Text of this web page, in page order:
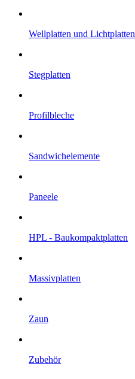
Well­platten und Licht­platten
Steg­platten
Profil­bleche
Sandwich­elemente
Paneele
HPL - Bau­kompakt­platten
Massiv­platten
Zaun
Zubehör